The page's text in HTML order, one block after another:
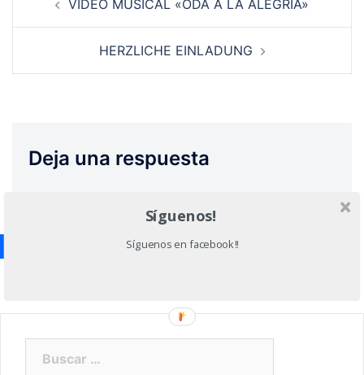
VIDEO MUSICAL «ODA A LA ALEGRÍA»
HERZLICHE EINLADUNG
Deja una respuesta
Síguenos!
Síguenos en facebook!!